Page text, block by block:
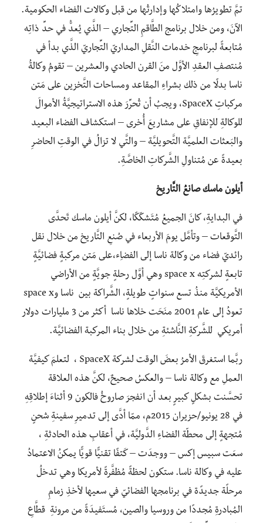
تمَّ تطويرُها وامتلاكُها وإدارتُها من قبل وكالات الفضاء الحكومية.
الآنَ، ومن خلال برنامج الطَّاقمِ التِّجاري – الذَّي يُعدُّ في حدِّ ذاتِه
مُتابعةً لبرنامجِ خدمات النَّقلِ المداريّ التِّجاريّ الذَّي بدأ في
مُنتصفِ العقدِ الأوَّل منَ القرن الحادي والعشرين – تقومُ وكالةُ
ناسا بدلًا من ذلك بشراءِ المقاعد ومساحات التَّخزين على مَتن
مركباتِ SpaceX، ويجبُ أن تُحرِّرَ هذه الاستراتيجيَّةُ الأموالَ
للوكالةِ للإنفاقِ على مشاريعَ أُخرى – استكشاف الفضاء البعيد
والبَعثات العلميَّة التَّحويليَّة – والتَّي لا تزالُ في الوقتِ الحاضرِ
بعيدةً عن مُتناولِ الشَّركاتِ الخاصَّةِ.
أيلون ماسك صانعُ التَّاريخ
في البدايةِ، كانَ الجميعُ مُتَشكّكًا، لكنَّ أيلون ماسك تَحدَّى
التَّوقعات – وتأمَّل يومَ الأربعاء في صُنعِ التَّاريخ من خلال نقل
رائديّ فضاء من وكالة ناسا إلى الفضاِء،على مَتن مركبةٍ فضائيَّةٍ
تابعةٍ لشركتِه space x وهي أوَّل رحلةٍ جويَّةٍ من الأراضي
الأمريكيَّة منذُ تسع سنواتٍ طويلةٍ، الشَّراكة بين ناسا وspace x
تعودُ إلى عام 2001 منَحَت خلاها ناسا أكثر من 3 مليارات دولار
أمريكي للشَّركةِ النَّاشئةِ من خلال بناء المركبة الفضائيَّة.
ربَّما استغرقَ الأمرُ بعضَ الوقت لشركة SpaceX ، لتعلمَ كيفيَّة
العملِ مع وكالة ناسا – والعكسُ صحيحٌ، لكنَّ هذه العلاقة
تحسَّنت بشكلٍ كبيرٍ بعد أن انفجرَ صاروخُ فالكون 9 أثناءَ إطلاقِهِ
في 28 يونيو/حزيران 2015م، ممّا أدَّى إلى تدميرِ سفينةِ شحنٍ
مُتجهةٍ إلى محطّة الفضاءِ الدَّوليَّة، في أعقابِ هذه الحادثةِ ،
سعَت سبيس إكس – ووجدَت – كَتفًا تقنيًّا قويًّا يمكنُ الاعتمادُ
عليه في وكالة ناسا. ستكون لحظةً مُظفَّرةً لأمريكا وهي تدخلُ
مرحلًة جديدًة في برنامجها الفضائيّ في سعيها لأخذِ زمامِ
المُبادرةِ مُجددًا من وروسيا والصين، مُستَفيدَةً من مرونةِ قطَّاعِ